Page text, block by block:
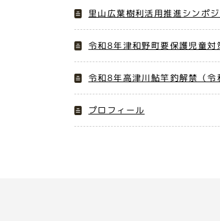
里山広葉樹利活用推進シンポ
令和8年津和野町要保護児童対
令和8年高津川鮎竿釣解禁（令
プロフィール